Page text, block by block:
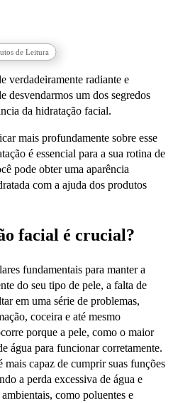
de Leitura
verdadeiramente radiante e
desvendarmos um dos segredos
da hidratação facial.
mais profundamente sobre esse
é essencial para a sua rotina de
pode obter uma aparência
com a ajuda dos produtos
facial é crucial?
fundamentais para manter a
do seu tipo de pele, a falta de
em uma série de problemas,
coceira e até mesmo
porque a pele, como o maior
água para funcionar corretamente.
capaz de cumprir suas funções
a perda excessiva de água e
como poluentes e